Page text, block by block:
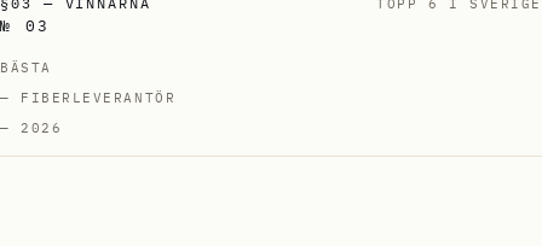
TOPP 6 I SVERIGE
№ 03
BÄSTA
— FIBERLEVERANTÖR
— 2026